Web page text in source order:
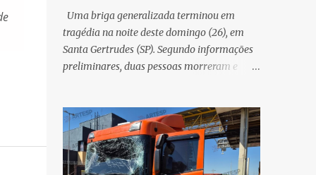
se desprendido durante o acidente. O jovem
sofreu ferimentos gravíssimos e morreu
ainda no local. Equipes de resgate e de
atendimento da concessionária responsável
socorro à vítima. No entanto, o óbito foi
constatado ainda no local do acidente. A
Polícia Militar Rodoviária compareceu para
o registro da ocorrência...
Uma briga generalizada terminou em
tragédia na noite deste domingo (26), em
Santa Gertrudes (SP). Segundo informações
preliminares, duas pessoas morreram e
adega. O caso aconteceu por volta das
20h40, na região da Avenida João Vitte. De
acordo com as primeiras informações, a
confusão teria começado dentro do